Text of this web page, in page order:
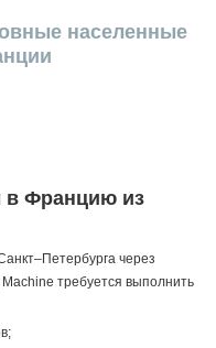
населенные
в Францию из
через
требуется выполнить